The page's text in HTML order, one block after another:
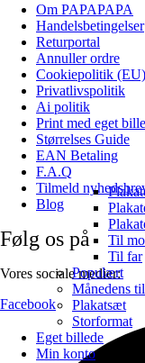
Til
Til far
Populært
Månedens
Plakatsæt
Storformat
Eget billede
Min konto
Om PAPAPAPA
Handelsbetingelser
Returportal
Annuller ordre
Cookiepolitik (EU)
Privatlivspolitik
Ai politik
Print med eget
Størrelses Guide
EAN Betaling
F.A.Q
Tilmeld
Blog
Følg os på
Vores sociale medier:
Facebook